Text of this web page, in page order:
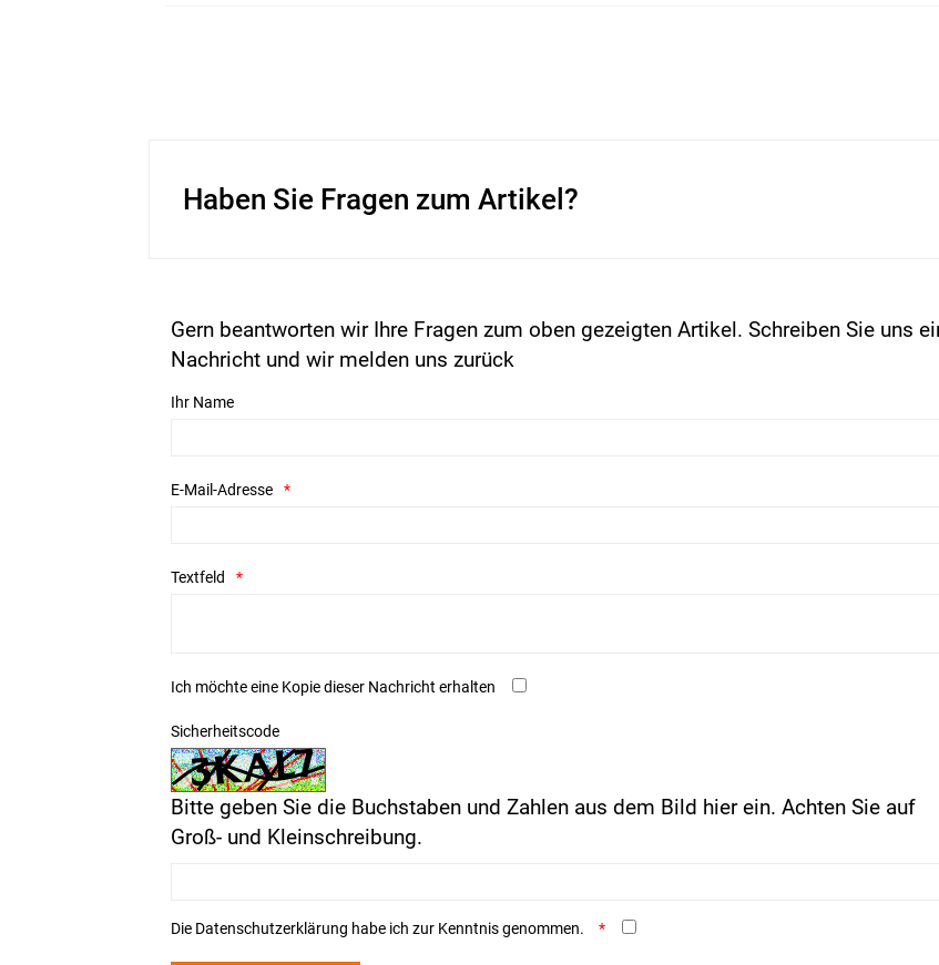
Haben Sie Fragen zum Artikel?
Gern beantworten wir Ihre Fragen zum oben gezeigten Artikel. Schreiben Sie uns
Nachricht und wir melden uns zurück
Ihr Name
E-Mail-Adresse
Textfeld
Ich möchte eine Kopie dieser Nachricht erhalten
Sicherheitscode
Bitte geben Sie die Buchstaben und Zahlen aus dem Bild hier ein. Achten Sie auf
Groß- und Kleinschreibung.
Die Datenschutzerklärung habe ich zur Kenntnis genommen.